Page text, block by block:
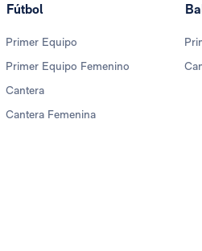
Fútbol
Primer Equipo
Primer Equipo Femenino
Cantera
Cantera Femenina